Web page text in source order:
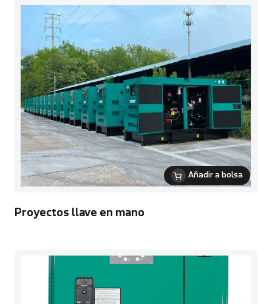
Añadir a bolsa
Proyectos llave en mano